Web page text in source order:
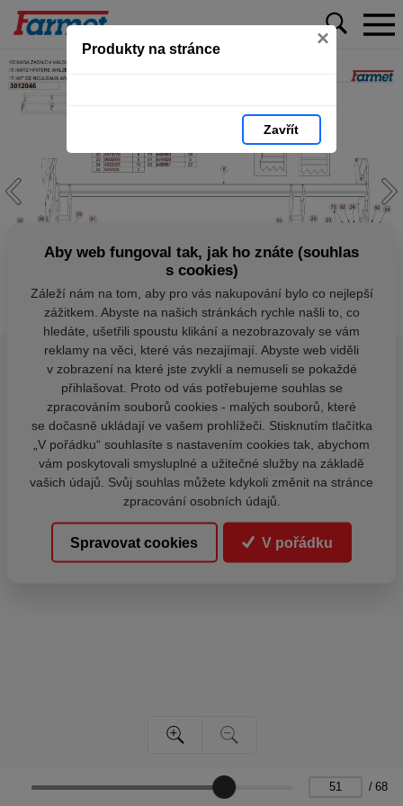
Produkty na stránce ×
Zavřít
/ 68
Aby web fungoval tak, jak ho znáte (souhlas
s cookies)
Záleží nám na tom, aby pro vás nakupování bylo co nejlepší
zážitkem. Abyste na našich stránkách rychle našli to, co
hledáte, ušetřili spoustu klikání a nezobrazovaly se vám
reklamy na věci, které vás nezajímají. Abyste web viděli
v zobrazení na které jste zvyklí a nemuseli se pokaždé
přihlašovat. Proto od vás potřebujeme souhlas se
zpracováním souborů cookies - malých souborů, které
se dočasně ukládají ve vašem prohlížeči. Stisknutím tlačítka
„V pořádku“ souhlasíte s nastavením cookies tak, abychom
vám poskytovali smysluplné a užitečné služby na základě
vašich údajů. Svůj souhlas můžete kdykoli změnit na stránce
zpracování osobních údajů.
Spravovat cookies V pořádku